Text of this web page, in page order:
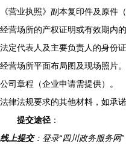
《营业执照》副本复印件及原件
经营场所的产权证明或有效期内
法定代表人及主要负责人的身份证
经营场所平面布局图及现场照片。
公司章程（企业申请需提供）。
法律法规要求的其他材料，如承诺
提交途径 ：
线上提交：登录“四川政务服务网